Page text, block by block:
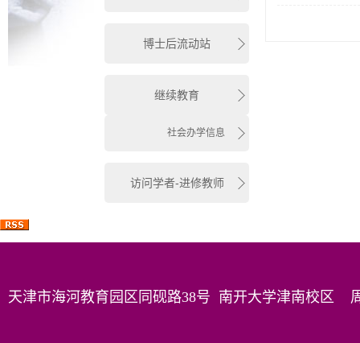
博士后流动站
继续教育
社会办学信息
访问学者-进修教师
天津市海河教育园区同砚路38号 南开大学津南校区